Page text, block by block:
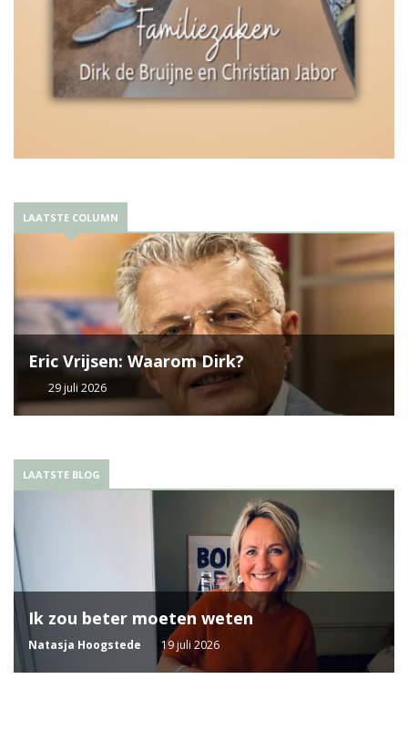
LAATSTE COLUMN
Eric Vrijsen: Waarom Dirk?
29 juli 2026
LAATSTE BLOG
Ik zou beter moeten weten
Natasja Hoogstede 19 juli 2026